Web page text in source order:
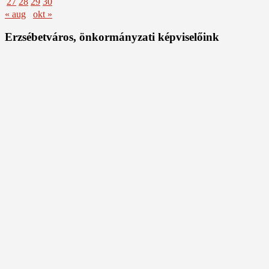
« aug
okt »
Erzsébetváros, önkormányzati képviselőink